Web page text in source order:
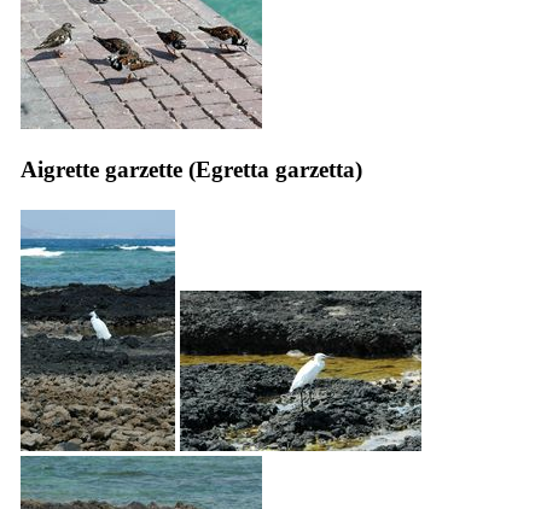
Aigrette garzette (Egretta garzetta)